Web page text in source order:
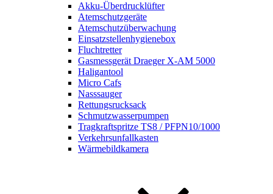
Akku-Überdrucklüfter
Atemschutzgeräte
Atemschutzüberwachung
Einsatzstellenhygienebox
Fluchtretter
Gasmessgerät Draeger X-AM 5000
Haligantool
Micro Cafs
Nasssauger
Rettungsrucksack
Schmutzwasserpumpen
Tragkraftspritze TS8 / PFPN10/1000
Verkehrsunfallkasten
Wärmebildkamera